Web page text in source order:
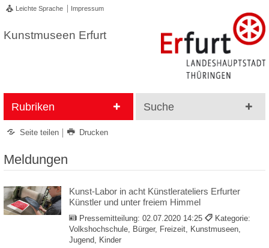
Leichte Sprache Impressum
Kunstmuseen Erfurt
Rubriken Suche
Seite teilen Drucken
Meldungen
Kunst-Labor in acht Künstlerateliers Erfurter
Künstler und unter freiem Himmel
Pressemitteilung: 02.07.2020 14:25
Kategorie:
Volkshochschule, Bürger, Freizeit, Kunstmuseen,
Jugend, Kinder